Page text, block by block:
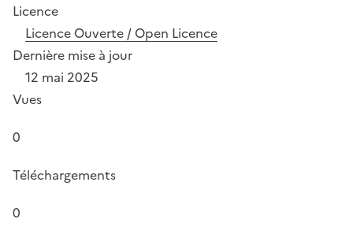
Licence
Licence Ouverte / Open Licence
Dernière mise à jour
12 mai 2025
Vues
0
Téléchargements
0